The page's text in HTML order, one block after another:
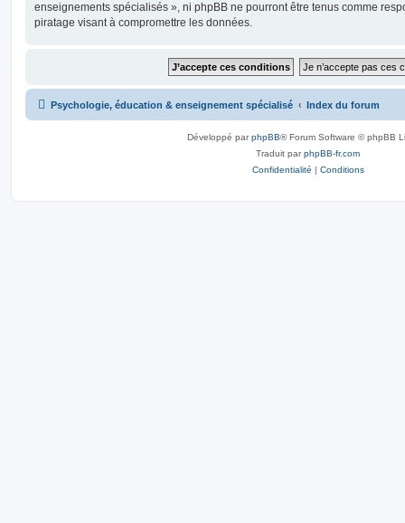
enseignements spécialisés », ni phpBB ne pourront être tenus comme
piratage visant à compromettre les données.
Psychologie, éducation & enseignement spécialisé Index du forum
Développé parphpBB® Forum Software © phpBB
Traduit parphpBB-fr.com
Confidentialité | Conditions